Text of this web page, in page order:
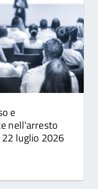
e
nell'arresto
luglio 2026